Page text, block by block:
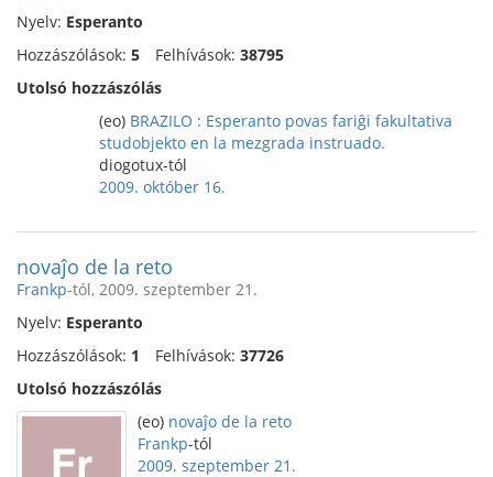
Nyelv: Esperanto
Hozzászólások: 5 Felhívások: 38795
Utolsó hozzászólás
(eo) BRAZILO : Esperanto povas fariĝi fakultativa
studobjekto en la mezgrada instruado.
diogotux-tól
2009. október 16.
novaĵo de la reto
Frankp-tól, 2009. szeptember 21.
Nyelv: Esperanto
Hozzászólások: 1 Felhívások: 37726
Utolsó hozzászólás
(eo) novaĵo de la reto
Frankp-tól
2009. szeptember 21.